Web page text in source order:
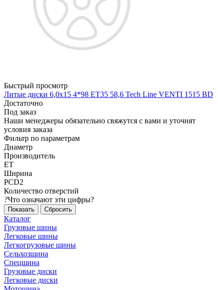
Быстрый просмотр
Литые диски 6,0x15 4*98 ET35 58,6 Tech Line VENTI 1515 BD
Достаточно
Под заказ
Наши менеджеры обязательно свяжутся с вами и уточнят
условия заказа
Фильтр по параметрам
Диаметр
Производитель
ET
Ширина
PCD2
Количество отверстий
?Что означают эти цифры?
Сбросить
Каталог
Грузовые шины
Легковые шины
Легкогрузовые шины
Сельхозшина
Спецшина
Грузовые диски
Легковые диски